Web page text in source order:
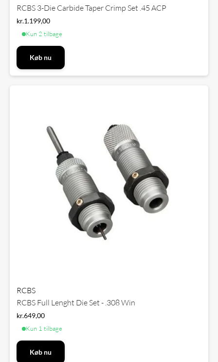
RCBS 3-Die Carbide Taper Crimp Set .45 ACP
kr.1.199,00
Kun 2 tilbage
Køb nu
RCBS
RCBS Full Lenght Die Set - .308 Win
kr.649,00
Kun 1 tilbage
Køb nu